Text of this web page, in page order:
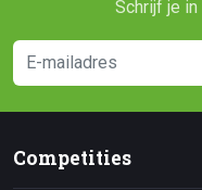
Schrijf je
Competities